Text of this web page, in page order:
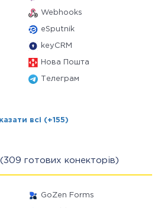
Webhooks
eSputnik
keyCRM
Нова Пошта
Телеграм
всі (+155)
(309 готових конекторів)
GoZen Forms